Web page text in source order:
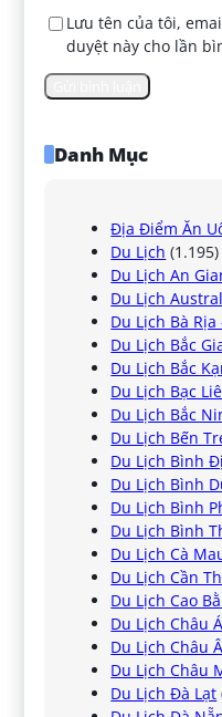
Lưu tên của tôi,
duyệt này cho lần
Danh Mục
Địa Điểm Ăn
Du Lịch (1.195)
Du Lịch An
Du Lịch
Du Lịch Bà Rịa
Du Lịch Bắc
Du Lịch Bắc
Du Lịch Bạc
Du Lịch Bắc
Du Lịch Bến
Du Lịch Bình
Du Lịch Bình
Du Lịch Bình
Du Lịch Bình
Du Lịch Cà
Du Lịch Cần
Du Lịch Cao
Du Lịch Châu Á
Du Lịch Châu
Du Lịch Châu
Du Lịch Đà Lạt